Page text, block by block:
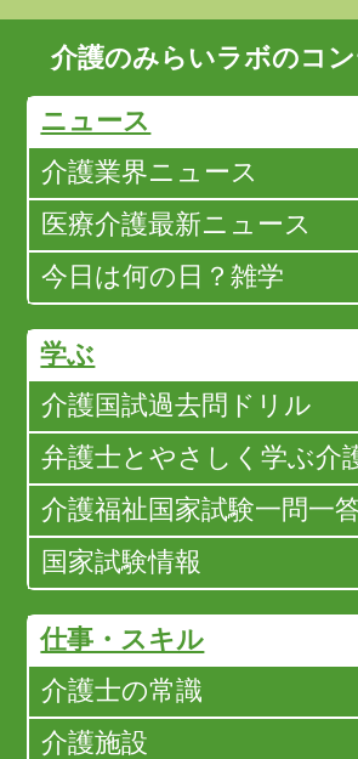
介護のみらいラボのコ
ニュース
介護業界ニュース
医療介護最新ニュース
今日は何の日？雑学
学ぶ
介護国試過去問ドリル
弁護士とやさしく学ぶ介
介護福祉国家試験一問一
国家試験情報
仕事・スキル
介護士の常識
介護施設